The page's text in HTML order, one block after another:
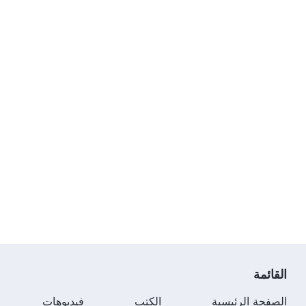
القائمة
الصفحة الرئيسية الكتب فيديوهات